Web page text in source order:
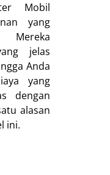
Mobil
yang
Mereka
jelas
Anda
yang
dengan
alasan
ini.